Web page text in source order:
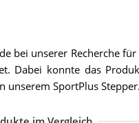
bei unserer Recherche
Dabei konnte das
unserem SportPlus Stepper.